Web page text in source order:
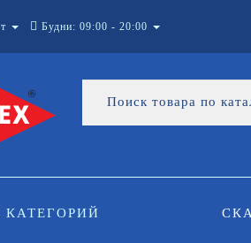
Будни: 09:00 - 20:00